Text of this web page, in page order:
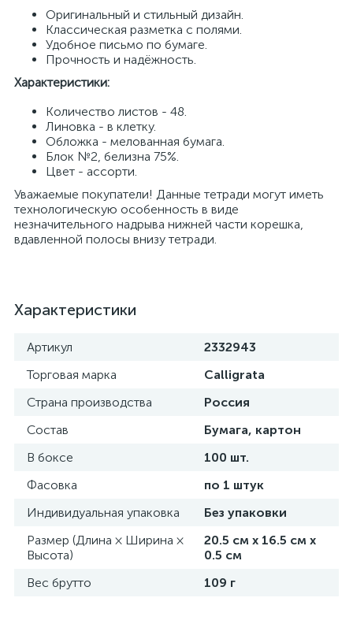
Оригинальный и стильный дизайн.
Классическая разметка с полями.
Удобное письмо по бумаге.
Прочность и надёжность.
Характеристики:
Количество листов - 48.
Линовка - в клетку.
Обложка - мелованная бумага.
Блок №2, белизна 75%.
Цвет - ассорти.
Уважаемые покупатели! Данные тетради могут иметь
технологическую особенность в виде
незначительного надрыва нижней части корешка,
вдавленной полосы внизу тетради.
Характеристики
Артикул
2332943
Торговая марка
Calligrata
Страна производства
Россия
Состав
Бумага, картон
В боксе
100 шт.
Фасовка
по 1 штук
Индивидуальная упаковка
Без упаковки
Размер (Длина × Ширина ×
Высота)
20.5 см х 16.5 см х
0.5 см
Вес брутто
109 г